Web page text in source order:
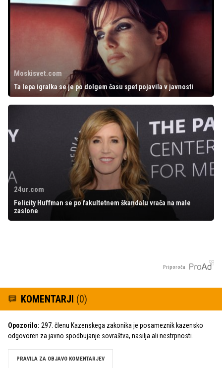
Moskisvet.com
Ta lepa igralka se je po dolgem času spet pojavila v javnosti
24ur.com
Felicity Huffman se po fakultetnem škandalu vrača na male
zaslone
Priporoča
KOMENTARJI (0)
Opozorilo: 297. členu Kazenskega zakonika je posameznik kazensko
odgovoren za javno spodbujanje sovraštva, nasilja ali nestrpnosti.
PRAVILA ZA OBJAVO KOMENTARJEV